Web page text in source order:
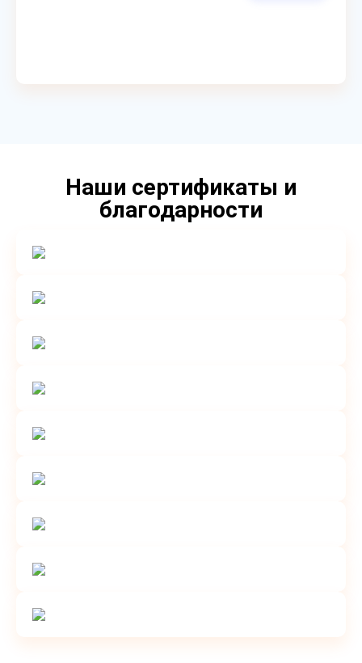
Наши сертификаты и
благодарности